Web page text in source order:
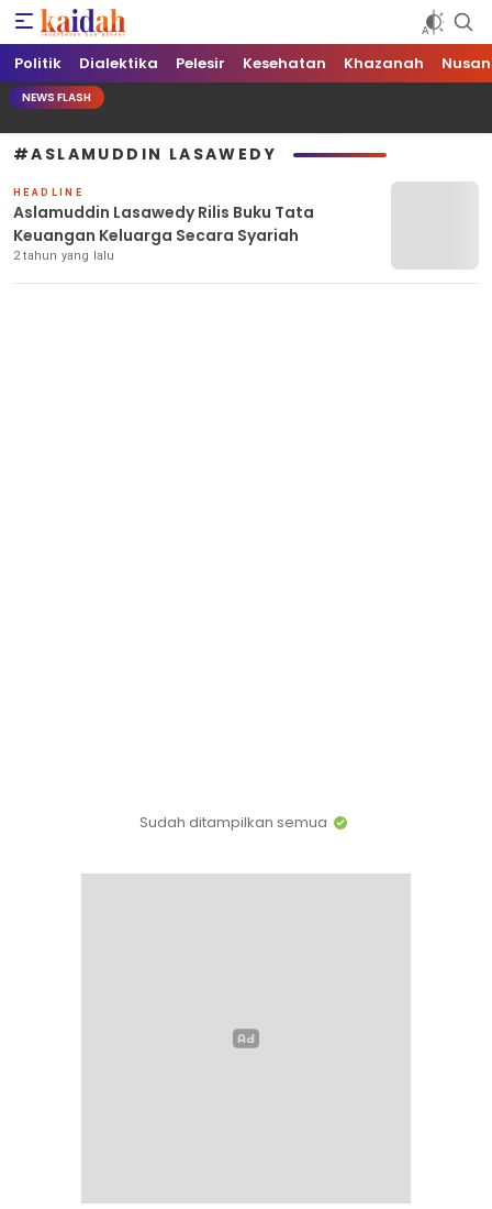
Kaidah.ID
Independen dan Berani
Politik Dialektika Pelesir Kesehatan Khazanah
NEWS FLASH
#ASLAMUDDIN LASAWEDY
HEADLINE
Aslamuddin Lasawedy Rilis Buku Tata
Keuangan Keluarga Secara Syariah
2 tahun yang lalu
Sudah ditampilkan semua